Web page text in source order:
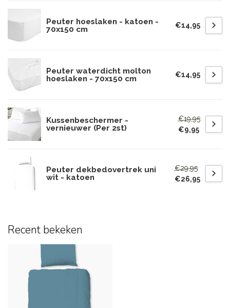
Peuter hoeslaken - katoen -
70x150 cm
€14,95
Peuter waterdicht molton
hoeslaken - 70x150 cm
€14,95
Kussenbeschermer -
vernieuwer (Per 2st)
€19,95
€9,95
Peuter dekbedovertrek uni
wit - katoen
€29,95
€26,95
Recent bekeken